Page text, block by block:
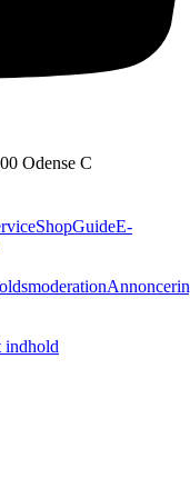
Odense C
ShopGuideE-
indhold